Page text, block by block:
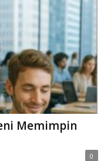
Memimpin
0